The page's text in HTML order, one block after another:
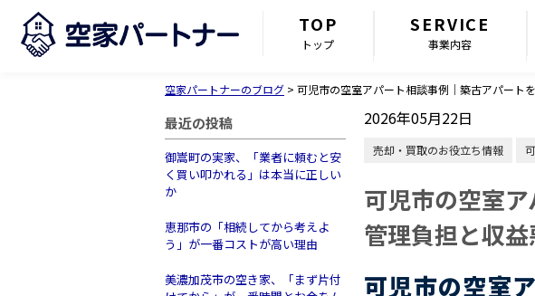
TOP
トップ
SERVICE
事業内容
空家パートナーのブログ > 可児市の空室アパート相談事例｜築古アパート
最近の投稿
御嵩町の実家、「業者に頼むと安
く買い叩かれる」は本当に正しい
か
恵那市の「相続してから考えよ
う」が一番コストが高い理由
美濃加茂市の空き家、「まず片付
2026年05月22日
売却・買取のお役立ち情報
可児市の空室
管理負担と収
可児市の空室